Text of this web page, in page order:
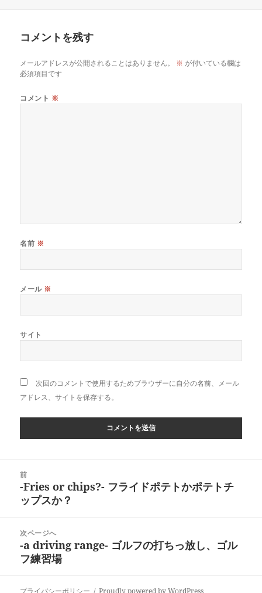
コメントを残す
メールアドレスが公開されることはありません。 ※ が付いている欄は
必須項目です
コメント ※
名前 ※
メール ※
サイト
次回のコメントで使用するためブラウザーに自分の名前、メール
アドレス、サイトを保存する。
前
前
の
稿:
-Fries or chips?- フライドポテトかポテトチ
ップスか？
次ページへ
次
の
稿:
-a driving range- ゴルフの打ちっ放し、ゴル
フ練習場